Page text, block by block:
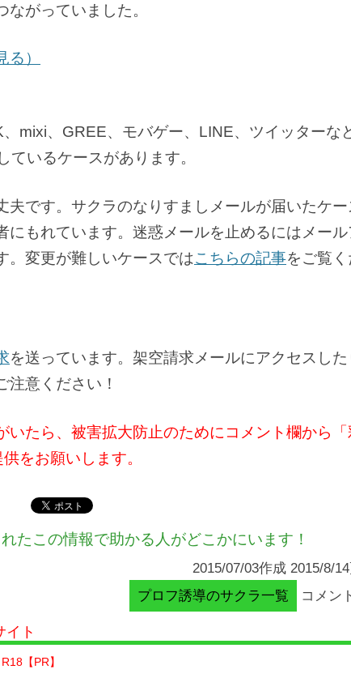
がっていました。
）
mixi、GREE、モバゲー、LINE、ツイッターな
いるケースがあります。
夫です。サクラのなりすましメールが届いたケー
にもれています。迷惑メールを止めるにはメール
。変更が難しいケースではこちらの記事をご覧
を送っています。架空請求メールにアクセスした
注意ください！
いたら、被害拡大防止のためにコメント欄から「
をお願いします。
たこの情報で助かる人がどこかにいます！
2015/07/03作成 2015/8/
プロフ誘導のサクラ一覧
コメン
イト
【PR】